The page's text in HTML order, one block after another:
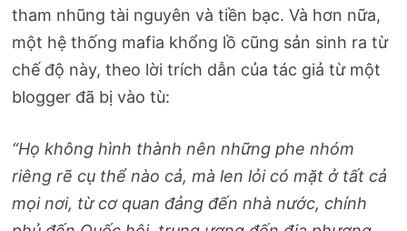
tham nhũng tài nguyên và tiền bạc. Và hơn nữa,
một hệ thống mafia khổng lồ cũng sản sinh ra từ
chế độ này, theo lời trích dẫn của tác giả từ một
blogger đã bị vào tù:
“Họ không hình thành nên những phe nhóm
riêng rẽ cụ thể nào cả, mà len lỏi có mặt ở tất cả
mọi nơi, từ cơ quan đảng đến nhà nước, chính